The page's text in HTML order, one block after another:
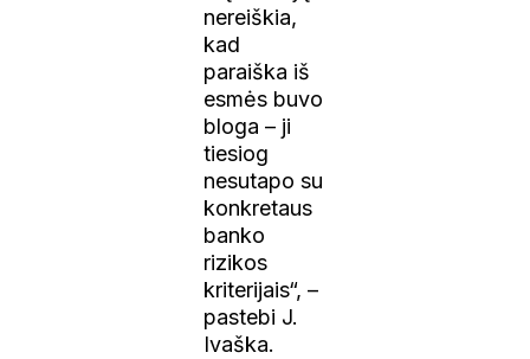
nereiškia,
kad
paraiška iš
esmės buvo
bloga – ji
tiesiog
nesutapo su
konkretaus
banko
rizikos
kriterijais“, –
pastebi J.
Ivaška.